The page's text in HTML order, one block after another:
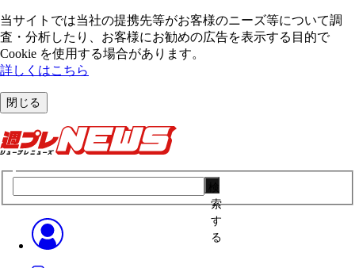
当サイトでは当社の提携先等がお客様のニーズ等について調
査・分析したり、お客様にお勧めの広告を表⽰する⽬的で
Cookie を使⽤する場合があります。
詳しくはこちら
閉じる
索
す
る